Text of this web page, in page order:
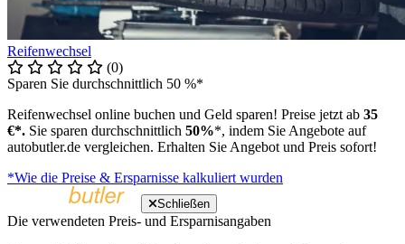
Reifenwechsel
(0)
Sparen Sie durchschnittlich 50 %*
Reifenwechsel online buchen und Geld sparen! Preise jetzt ab 35
€*. Sie sparen durchschnittlich 50%*, indem Sie Angebote auf
autobutler.de vergleichen. Erhalten Sie Angebot und Preis sofort!
*Wie die Preise & Ersparnisse kalkuliert wurden
Schließen
Die verwendeten Preis- und Ersparnisangaben